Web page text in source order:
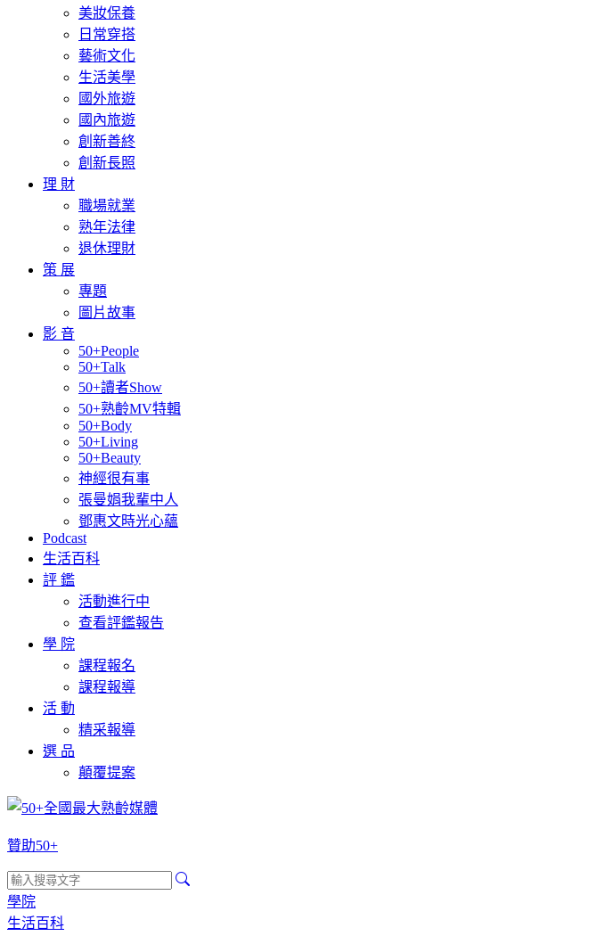
美妝保養
日常穿搭
藝術文化
生活美學
國外旅遊
國內旅遊
創新善終
創新長照
理 財
職場就業
熟年法律
退休理財
策 展
專題
圖片故事
影 音
50+People
50+Talk
50+讀者Show
50+熟齡MV特輯
50+Body
50+Living
50+Beauty
神經很有事
張曼娟我輩中人
鄧惠文時光心蘊
Podcast
生活百科
評 鑑
活動進行中
查看評鑑報告
學 院
課程報名
課程報導
活 動
精采報導
選 品
顛覆提案
贊助50+
學院
生活百科